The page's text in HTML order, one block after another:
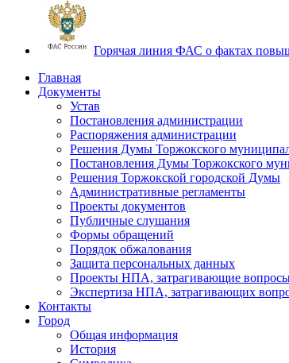
Горячая линия ФАС о фактах
Главная
Документы
Устав
Постановления администрации
Распоряжения администрации
Решения Думы Торжокского
Постановления Думы Торжокского
Решения Торжокской городской Думы
Административные регламенты
Проекты документов
Публичные слушания
Формы обращений
Порядок обжалования
Защита персональных данных
Проекты НПА, затрагивающие вопросы
Экспертиза НПА, затрагивающих
Контакты
Город
Общая информация
История